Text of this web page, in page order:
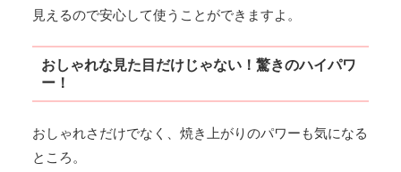
見えるので安心して使うことができますよ。
おしゃれな見た目だけじゃない！驚きのハイパワ
ー！
おしゃれさだけでなく、焼き上がりのパワーも気になる
ところ。